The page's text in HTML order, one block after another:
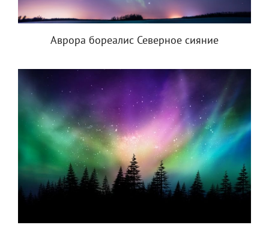
Аврора бореалис Северное сияние